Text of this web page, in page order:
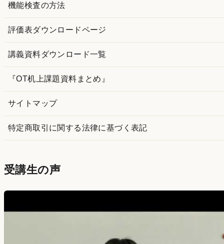
機能検査の方法
評価表ダウンロードページ
講義資料ダウンロード一覧
『OT机上課題資料まとめ』
サイトマップ
特定商取引に関する法律に基づく表記
受講生の声